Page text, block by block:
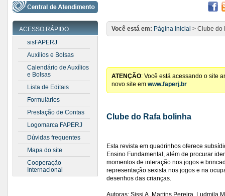
ACESSO RÁPIDO
sisFAPERJ
Auxílios e Bolsas
Calendário de Auxílios
e Bolsas
Lista de Editais
Formulários
Prestação de Contas
Logomarca FAPERJ
Dúvidas frequentes
Mapa do site
Cooperação
Internacional
Você está em: Página Inicial > Clube do
ATENÇÃO: Você está acessando o site
novo site em www.faperj.br
Clube do Rafa bolinha
Esta revista em quadrinhos oferece
Ensino Fundamental, além de procurar
momentos de interação nos jogos e
representação sexista nos jogos e na
desenhos das crianças.
Autoras: Sissi A. Martins Pereira, Ludmila